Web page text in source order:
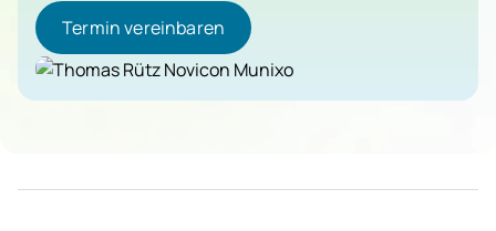
Termin vereinbaren
Termin vereinbaren